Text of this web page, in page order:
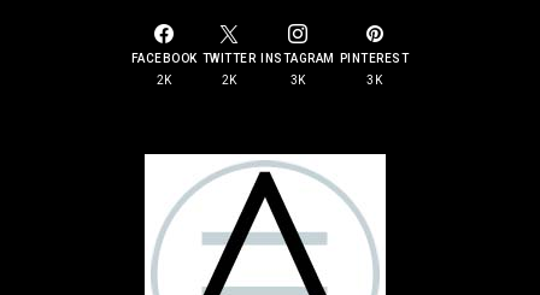
FACEBOOK
2K
TWITTER
2K
INSTAGRAM
3K
PINTEREST
3K